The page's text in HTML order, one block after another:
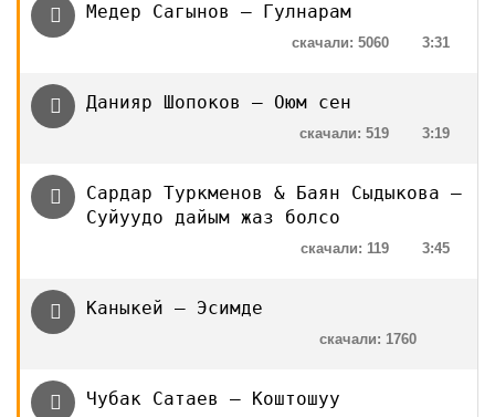
Медер Сагынов — Гулнарам
3:31
скачали: 5060
Данияр Шопоков — Оюм сен
3:19
скачали: 519
Сардар Туркменов & Баян Сыдыкова —
Суйуудо дайым жаз болсо
3:45
скачали: 119
Каныкей — Эсимде
скачали: 1760
Чубак Сатаев — Коштошуу